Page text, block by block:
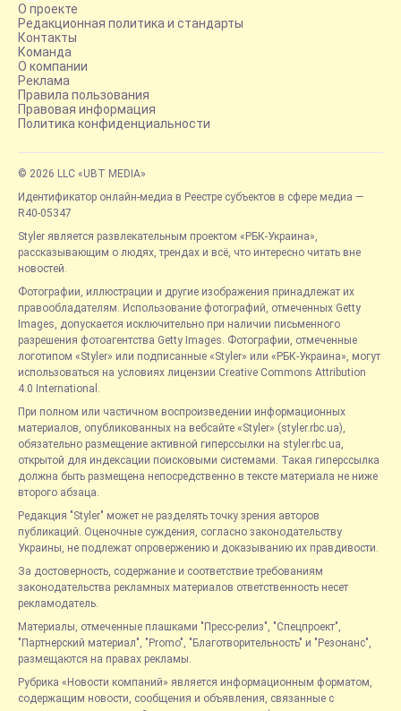
О проекте
Редакционная политика и стандарты
Контакты
Команда
О компании
Реклама
Правила пользования
Правовая информация
Политика конфиденциальности
© 2026 LLC «UBT MEDIA»
Идентификатор онлайн-медиа в Реестре субъектов в сфере медиа —
R40-05347
Styler является развлекательным проектом «РБК-Украина»,
рассказывающим о людях, трендах и всё, что интересно читать вне
новостей.
Фотографии, иллюстрации и другие изображения принадлежат их
правообладателям. Использование фотографий, отмеченных Getty
Images, допускается исключительно при наличии письменного
разрешения фотоагентства Getty Images. Фотографии, отмеченные
логотипом «Styler» или подписанные «Styler» или «РБК-Украина», могут
использоваться на условиях лицензии Creative Commons Attribution
4.0 International.
При полном или частичном воспроизведении информационных
материалов, опубликованных на вебсайте «Styler» (styler.rbc.ua),
обязательно размещение активной гиперссылки на styler.rbc.ua,
открытой для индексации поисковыми системами. Такая гиперссылка
должна быть размещена непосредственно в тексте материала не ниже
второго абзаца.
Редакция "Styler" может не разделять точку зрения авторов
публикаций. Оценочные суждения, согласно законодательству
Украины, не подлежат опровержению и доказыванию их правдивости.
За достоверность, содержание и соответствие требованиям
законодательства рекламных материалов ответственность несет
рекламодатель.
Материалы, отмеченные плашками "Пресс-релиз", "Спецпроект",
"Партнерский материал", "Promo", "Благотворительность" и "Резонанс",
размещаются на правах рекламы.
Рубрика «Новости компаний» является информационным форматом,
содержащим новости, сообщения и объявления, связанные с